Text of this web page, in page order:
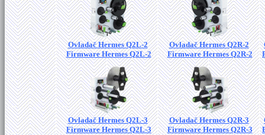
Ovladač Hermes Q2L-2
Firmware Hermes Q2L-2
Ovladač Hermes Q2R-2
Firmware Hermes Q2R-2
Ovladač Hermes Q2L-3
Firmware Hermes Q2L-3
Ovladač Hermes Q2R-3
Firmware Hermes Q2R-3